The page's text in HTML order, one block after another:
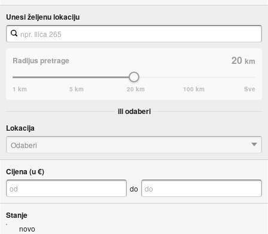
Unesi željenu lokaciju
Radijus pretrage 20km
1 km 5 km 20 km 100 km Sve
ili odaberi
Lokacija
Odaberi
Cijena (u €)
do
Stanje
novo